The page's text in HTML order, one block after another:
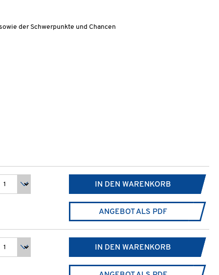
der Schwerpunkte und Chancen
IN DEN WARENKORB
ANGEBOT ALS PDF
IN DEN WARENKORB